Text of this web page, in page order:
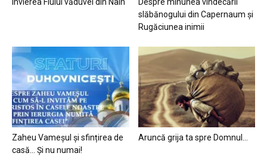
slăbănogului din Capernaum și
Rugăciunea inimii
Zaheu Vameșul și sfințirea de
casă… Și nu numai!
Aruncă grija ta spre Domnul…